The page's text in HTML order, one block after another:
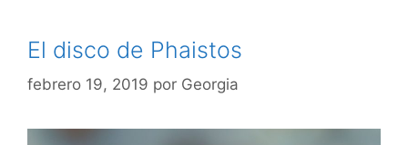
El disco de Phaistos
febrero 19, 2019 por Georgia